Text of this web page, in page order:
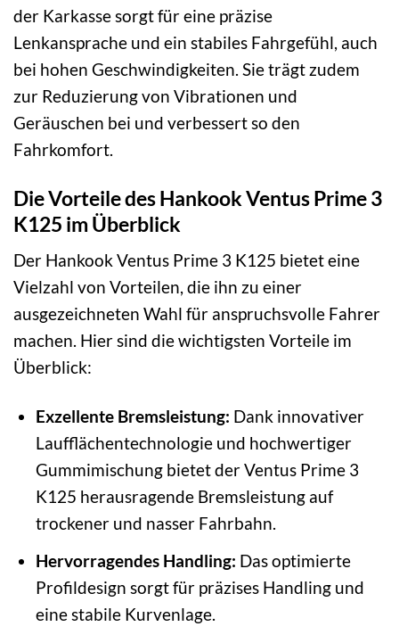
der Karkasse sorgt für eine präzise
Lenkansprache und ein stabiles Fahrgefühl, auch
bei hohen Geschwindigkeiten. Sie trägt zudem
zur Reduzierung von Vibrationen und
Geräuschen bei und verbessert so den
Fahrkomfort.
Die Vorteile des Hankook Ventus Prime 3
K125 im Überblick
Der Hankook Ventus Prime 3 K125 bietet eine
Vielzahl von Vorteilen, die ihn zu einer
ausgezeichneten Wahl für anspruchsvolle Fahrer
machen. Hier sind die wichtigsten Vorteile im
Überblick:
Exzellente Bremsleistung: Dank innovativer
Laufflächentechnologie und hochwertiger
Gummimischung bietet der Ventus Prime 3
K125 herausragende Bremsleistung auf
trockener und nasser Fahrbahn.
Hervorragendes Handling: Das optimierte
Profildesign sorgt für präzises Handling und
eine stabile Kurvenlage.